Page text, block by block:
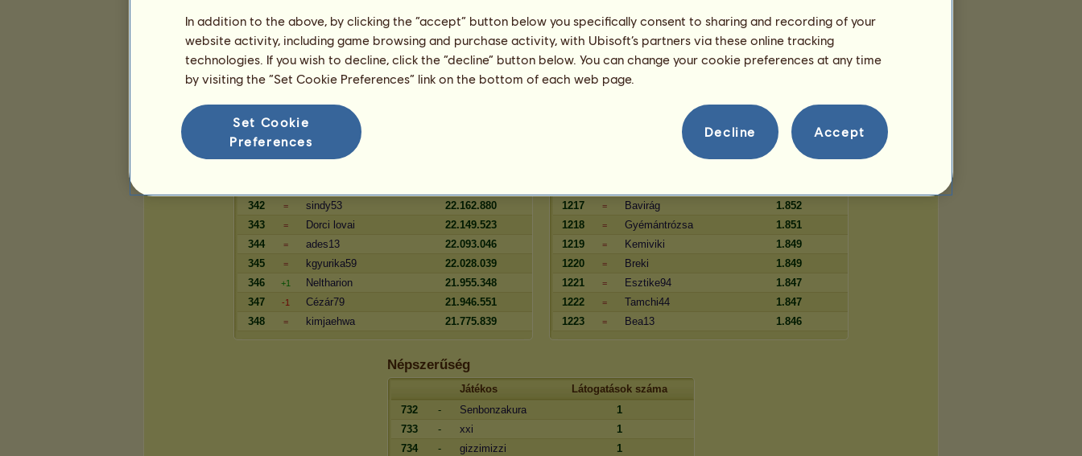
22.673.158
schattenspiel
22.542.789
Frízek*
338
+3 Shaky
339
= Morgana
342
= sindy53
22.162.880
343
= Dorci lovai
22.149.523
344
= ades13
22.093.046
345
= kgyurika59
22.028.039
346
+1 Neltharion
21.955.348
347
-1 Cézár79
21.946.551
348
= kimjaehwa 21.775.839
1208
Walkür
varrob
SakuraHime333
1.857
1.857
1.856
1217
= Bavirág
1.852
1218
= Gyémántrózsa
1.851
1219
= Kemiviki
1.849
1220
= Breki
1.849
1221
= Esztike94
1.847
1222
= Tamchi44
1.847
1223
= Bea13 1.846
Népszerűség
Játékos
Látogatások száma
732
- Senbonzakura
1
733
- xxi
1
734
- gizzimizzi
1
In addition to the above, by clicking the “accept” button below you specifically consent to sharing and recording of your
website activity, including game browsing and purchase activity, with Ubisoft’s partners via these online tracking
technologies. If you wish to decline, click the “decline” button below. You can change your cookie preferences at any time
by visiting the “Set Cookie Preferences” link on the bottom of each web page.
Set Cookie
Preferences
Decline Accept